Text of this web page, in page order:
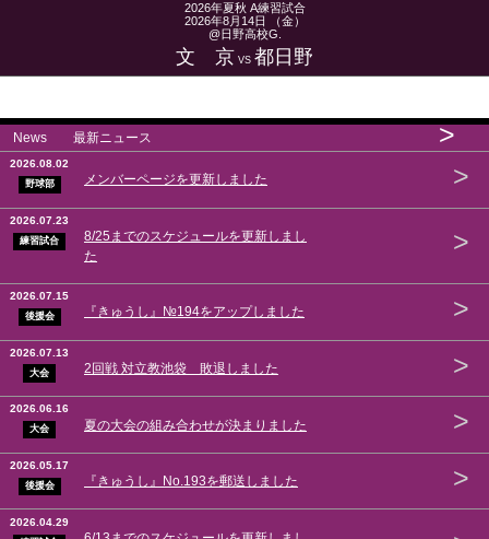
2026年夏秋 A練習試合
2026年8月14日 （金）
@日野高校G.
文 京 VS 都日野
News 最新ニュース >
2026.08.02
野球部 メンバーページを更新しました >
2026.07.23
練習試合
8/25までのスケジュールを更新しまし
た
>
2026.07.15
後援会 『きゅうし』№194をアップしました >
2026.07.13
大会 2回戦 対立教池袋 敗退しました >
2026.06.16
大会 夏の大会の組み合わせが決まりました >
2026.05.17
後援会 『きゅうし』No.193を郵送しました >
2026.04.29